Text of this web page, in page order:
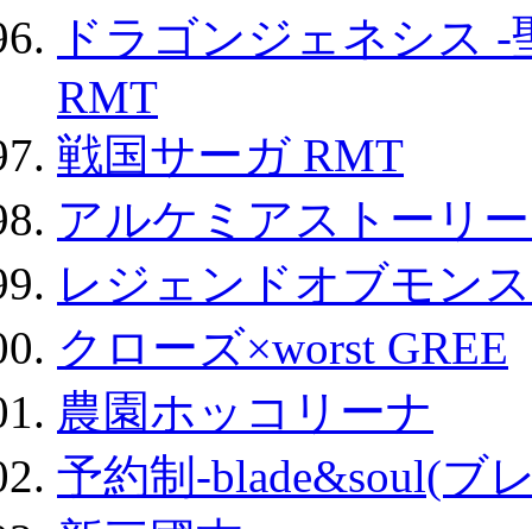
ドラゴンジェネシス
RMT
戦国サーガ RMT
アルケミアストーリ
レジェンドオブモン
クローズ×worst GREE
農園ホッコリーナ
予約制-blade&soul(ブ